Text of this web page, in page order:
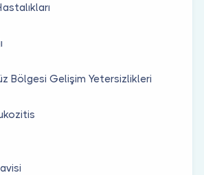
Bölgesi Gelişim Yetersizlikleri